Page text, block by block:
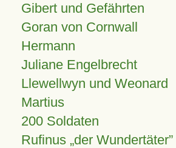
Gibert und Gefährten
Goran von Cornwall
Hermann
Juliane Engelbrecht
Llewellwyn und Weonard
Martius
200 Soldaten
Rufinus „der